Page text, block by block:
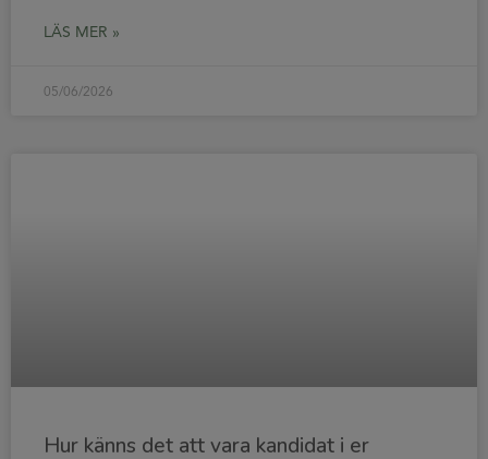
LÄS MER »
05/06/2026
Hur känns det att vara kandidat i er